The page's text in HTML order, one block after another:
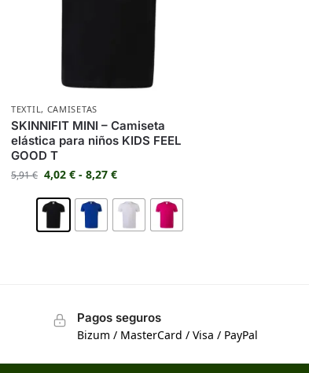
TEXTIL , CAMISETAS
SKINNIFIT MINI – Camiseta
elástica para niños KIDS FEEL
GOOD T
5,91€ 4,02€ - 8,27€
Pagos seguros
Bizum / MasterCard / Visa / PayPal